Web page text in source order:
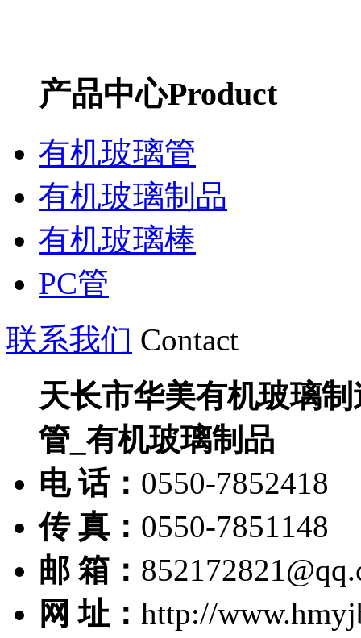
产品中心Product
有机玻璃管
有机玻璃制品
有机玻璃棒
PC管
联系我们 Contact
天长市华美有机玻璃
管_有机玻璃制品
电 话： 0550-7852418
传 真： 0550-7851148
邮 箱：
网 址： http://